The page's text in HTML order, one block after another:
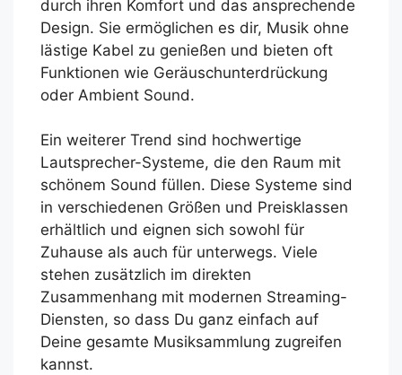
durch ihren Komfort und das ansprechende
Design. Sie ermöglichen es dir, Musik ohne
lästige Kabel zu genießen und bieten oft
Funktionen wie Geräuschunterdrückung
oder Ambient Sound.
Ein weiterer Trend sind hochwertige
Lautsprecher-Systeme, die den Raum mit
schönem Sound füllen. Diese Systeme sind
in verschiedenen Größen und Preisklassen
erhältlich und eignen sich sowohl für
Zuhause als auch für unterwegs. Viele
stehen zusätzlich im direkten
Zusammenhang mit modernen Streaming-
Diensten, so dass Du ganz einfach auf
Deine gesamte Musiksammlung zugreifen
kannst.